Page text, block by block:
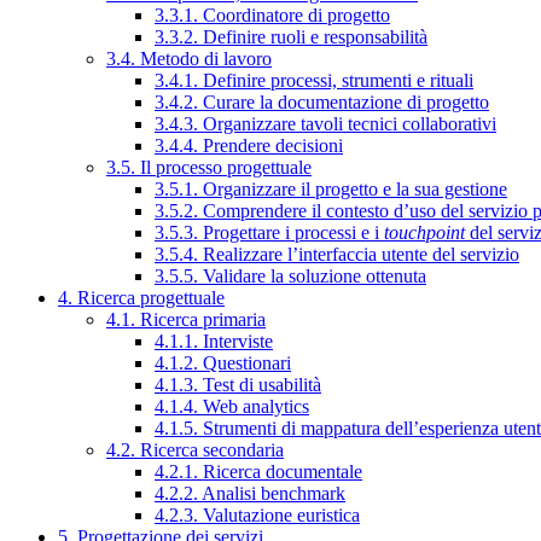
3.3.1. Coordinatore di progetto
3.3.2. Definire ruoli e responsabilità
3.4. Metodo di lavoro
3.4.1. Definire processi, strumenti e rituali
3.4.2. Curare la documentazione di progetto
3.4.3. Organizzare tavoli tecnici collaborativi
3.4.4. Prendere decisioni
3.5. Il processo progettuale
3.5.1. Organizzare il progetto e la sua gestione
3.5.2. Comprendere il contesto d’uso del servizio
3.5.3. Progettare i processi e i touchpointdel
3.5.4. Realizzare l’interfaccia utente del servizio
3.5.5. Validare la soluzione ottenuta
4. Ricerca progettuale
4.1. Ricerca primaria
4.1.1. Interviste
4.1.2. Questionari
4.1.3. Test di usabilità
4.1.4. Web analytics
4.1.5. Strumenti di mappatura dell’esperienza
4.2. Ricerca secondaria
4.2.1. Ricerca documentale
4.2.2. Analisi benchmark
4.2.3. Valutazione euristica
5. Progettazione dei servizi